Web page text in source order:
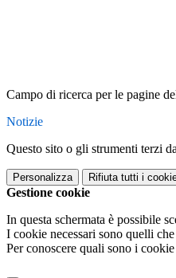
Campo di ricerca per le pagine
Notizie
Questo sito o gli strumenti terzi
Personalizza Rifiuta tutti i
Gestione cookie
In questa schermata è possibile
I cookie necessari sono quelli
Per conoscere quali sono i